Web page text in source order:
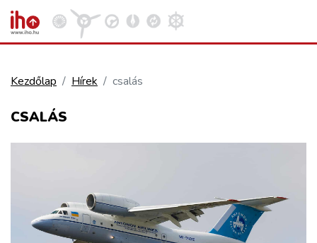
VASÚT
KÖZLEKEDÉSFEJLESZTÉS
Kezdőlap Hírek csalás
CSALÁS